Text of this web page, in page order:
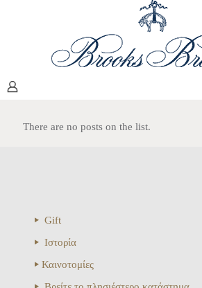
There are no posts on the list.
Gift
Ιστορία
Καινοτομίες